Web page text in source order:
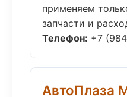
применяем
запчасти и
Телефон: +7
АвтоПлаза